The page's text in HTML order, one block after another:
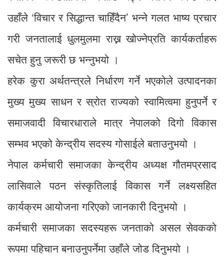
उहाँले ‘विचार र सिद्धान्त चाहिँदैन’ भन्ने गलत भाष्य प्रचार
गरी जनतालाई धुलमुलमा राख्न खोज्नेप्रति कार्यकर्ताहरू
सचेत हुनु जरूरी छ भन्नुभयो ।
हरेक कुरा अर्थतन्त्रले निर्धारण गर्ने भएकोले उत्पादनका
मुख्य मुख्य साधन र स्रोत राज्यको स्वामित्वमा हुनुपर्ने र
समाजवादी विचारधाराले मात्र नेपालको दिगो विकास
सम्भव भएको केन्द्रीय सदस्य गोसाईले बताउनुभयो ।
नेपाल कर्मचारी समाजका केन्द्रीय अध्यक्ष गौतमप्रसाद
लासिवाले पठन संस्कृतिलाई विकास गर्ने लक्ष्यसहित
कार्यक्रम आयोजना गरिएको जानकारी दिनुभयो ।
कर्मचारी समाजका सदस्यहरू जनताको असल सेवकको
रूपमा पहिचान बनाउनुपर्नेमा उहाँले जोड दिनुभयो ।